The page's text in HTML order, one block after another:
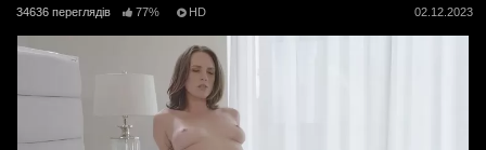
34636 переглядів 77% HD 02.12.2023